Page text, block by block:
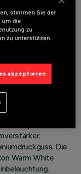
von LED-
mit Rahmen zur
Die
Warm White
stimmen Sie der
um die
zu
zu unterstützen.
akzeptieren